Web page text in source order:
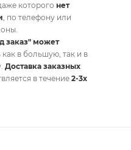
которого нет
, по телефону или
заказ" может
как в большую, так и в
Доставка заказных
в течение 2-3х